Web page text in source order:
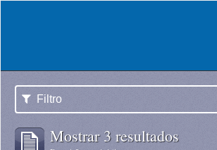
Filtro
Mostrar 3 resultados